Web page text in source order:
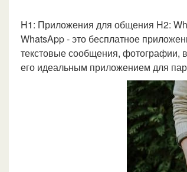
H1: Приложения для общения H2:
WhatsApp - это бесплатное
текстовые сообщения, фотографии,
его идеальным приложением для